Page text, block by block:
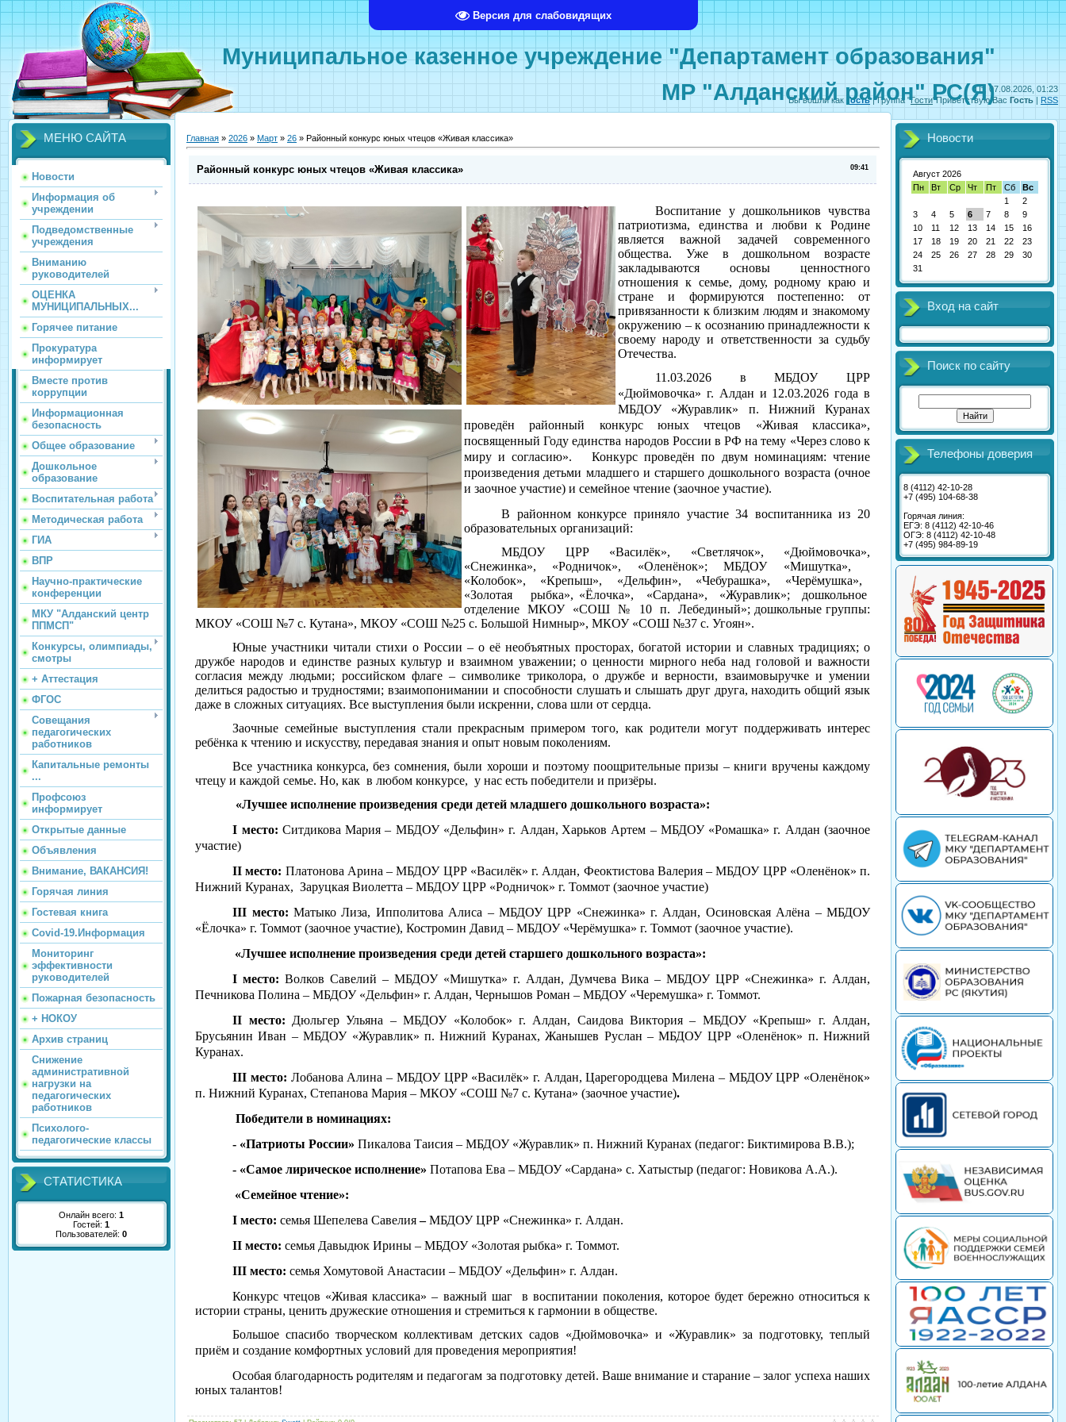
Версия для слабовидящих
Пт, 07.08.2026, 01:23
Вы вошли как Гость|Группа "Гости"Приветствую Вас Гость | RSS
Муниципальное казенное учреждение "Департамент образования"
МР "Алданский район" РС(Я)
МЕНЮ САЙТА
Новости
Информация об
учреждении
Подведомственные
учреждения
Вниманию
руководителей
ОЦЕНКА
МУНИЦИПАЛЬНЫХ...
Горячее питание
Прокуратура
информирует
Вместе против
коррупции
Информационная
безопасность
Общее образование
Дошкольное
образование
Воспитательная работа
Методическая работа
ГИА
ВПР
Научно-практические
конференции
МКУ "Алданский центр
ППМСП"
Конкурсы, олимпиады,
смотры
+ Аттестация
ФГОС
Совещания
педагогических
работников
Капитальные ремонты
...
Профсоюз
информирует
Открытые данные
Объявления
Внимание, ВАКАНСИЯ!
Горячая линия
Гостевая книга
Covid-19.Информация
Мониторинг
эффективности
руководителей
Пожарная безопасность
+ НОКОУ
Архив страниц
Снижение
административной
нагрузки на
педагогических
работников
Психолого-
педагогические классы
СТАТИСТИКА
Онлайн всего: 1
Гостей: 1
Пользователей: 0
Главная » 2026 » Март » 26 » Районный конкурс юных чтецов «Живая классика»
09:41
Районный конкурс юных чтецов «Живая классика»
Воспитание у дошкольников чувства
патриотизма, единства и любви к Родине
является важной задачей современного
общества. Уже в дошкольном возрасте
закладываются основы ценностного
отношения к семье, дому, родному краю и
стране и формируются постепенно: от
привязанности к близким людям и знакомому
окружению – к осознанию принадлежности к
своему народу и ответственности за судьбу
Отечества.
11.03.2026 в МБДОУ ЦРР
«Дюймовочка» г. Алдан и 12.03.2026 года в
МБДОУ «Журавлик» п. Нижний Куранах
проведён районный конкурс юных чтецов «Живая классика»,
посвященный Году единства народов России в РФ на тему «Через слово к
миру и согласию». Конкурс проведён по двум номинациям: чтение
произведения детьми младшего и старшего дошкольного возраста (очное
и заочное участие) и семейное чтение (заочное участие).
В районном конкурсе приняло участие 34 воспитанника из 20
образовательных организаций:
МБДОУ ЦРР «Василёк», «Светлячок», «Дюймовочка»,
«Снежинка», «Родничок», «Оленёнок»; МБДОУ «Мишутка»,
«Колобок», «Крепыш», «Дельфин», «Чебурашка», «Черёмушка»,
«Золотая рыбка», «Ёлочка», «Сардана», «Журавлик»; дошкольное
отделение МКОУ «СОШ № 10 п. Лебединый»; дошкольные группы:
МКОУ «СОШ №7 с. Кутана», МКОУ «СОШ №25 с. Большой Нимныр», МКОУ «СОШ №37 с. Угоян».
Юные участники читали стихи о России – о её необъятных просторах, богатой истории и славных традициях; о
дружбе народов и единстве разных культур и взаимном уважении; о ценности мирного неба над головой и важности
согласия между людьми; российском флаге – символике триколора, о дружбе и верности, взаимовыручке и умении
делиться радостью и трудностями; взаимопонимании и способности слушать и слышать друг друга, находить общий язык
даже в сложных ситуациях. Все выступления были искренни, слова шли от сердца.
Заочные семейные выступления стали прекрасным примером того, как родители могут поддерживать интерес
ребёнка к чтению и искусству, передавая знания и опыт новым поколениям.
Все участника конкурса, без сомнения, были хороши и поэтому поощрительные призы – книги вручены каждому
чтецу и каждой семье. Но, как в любом конкурсе, у нас есть победители и призёры.
«Лучшее исполнение произведения среди детей младшего дошкольного возраста»:
I место: Ситдикова Мария – МБДОУ «Дельфин» г. Алдан, Харьков Артем – МБДОУ «Ромашка» г. Алдан (заочное
участие)
II место: Платонова Арина – МБДОУ ЦРР «Василёк» г. Алдан, Феоктистова Валерия – МБДОУ ЦРР «Оленёнок» п.
Нижний Куранах, Заруцкая Виолетта – МБДОУ ЦРР «Родничок» г. Томмот (заочное участие)
III место:Матыко Лиза, Ипполитова Алиса – МБДОУ ЦРР «Снежинка» г. Алдан, Осиновская Алёна – МБДОУ
«Ёлочка» г. Томмот (заочное участие), Костромин Давид – МБДОУ «Черёмушка» г. Томмот (заочное участие).
«Лучшее исполнение произведения среди детей старшего дошкольного возраста»:
I место:Волков Савелий – МБДОУ «Мишутка» г. Алдан, Думчева Вика – МБДОУ ЦРР «Снежинка» г. Алдан,
Печникова Полина – МБДОУ «Дельфин» г. Алдан, Чернышов Роман – МБДОУ «Черемушка» г. Томмот.
II место: Дюльгер Ульяна – МБДОУ «Колобок» г. Алдан, Саидова Виктория – МБДОУ «Крепыш» г. Алдан,
Брусьянин Иван – МБДОУ «Журавлик» п. Нижний Куранах, Жанышев Руслан – МБДОУ ЦРР «Оленёнок» п. Нижний
Куранах.
III место: Лобанова Алина – МБДОУ ЦРР «Василёк» г. Алдан, Царегородцева Милена – МБДОУ ЦРР «Оленёнок»
п. Нижний Куранах, Степанова Мария – МКОУ «СОШ №7 с. Кутана» (заочное участие).
Победители в номинациях:
- «Патриоты России»Пикалова Таисия – МБДОУ «Журавлик» п. Нижний Куранах (педагог: Биктимирова В.В.);
- «Самое лирическое исполнение»Потапова Ева – МБДОУ «Сардана» с. Хатыстыр (педагог: Новикова А.А.).
«Семейное чтение»:
I место:семья Шепелева Савелия–МБДОУ ЦРР «Снежинка» г. Алдан.
II место:семья Давыдюк Ирины – МБДОУ «Золотая рыбка» г. Томмот.
III место:семья Хомутовой Анастасии – МБДОУ «Дельфин» г. Алдан.
Конкурс чтецов «Живая классика» – важный шаг в воспитании поколения, которое будет бережно относиться к
истории страны, ценить дружеские отношения и стремиться к гармонии в обществе.
Большое спасибо творческом коллективам детских садов «Дюймовочка» и «Журавлик» за подготовку, теплый
приём и создание комфортных условий для проведения мероприятия!
Особая благодарность родителям и педагогам за подготовку детей. Ваше внимание и старание – залог успеха наших
юных талантов!
Новости
Август 2026
Пн
Вт Ср Чт Пт Сб
Вс
1
2
3
4 5 6 7 8
9
10
11 12 13 14 15
16
17
18 19 20 21 22
23
24
25 26 27 28 29
30
31
Вход на сайт
Поиск по сайту
Телефоны доверия
8 (4112) 42-10-28
+7 (495) 104-68-38
Горячая линия:
ЕГЭ: 8 (4112) 42-10-46
ОГЭ: 8 (4112) 42-10-48
+7 (495) 984-89-19